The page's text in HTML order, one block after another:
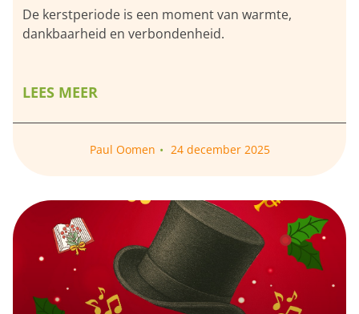
De kerstperiode is een moment van warmte,
dankbaarheid en verbondenheid.
LEES MEER
Paul Oomen 24 december 2025